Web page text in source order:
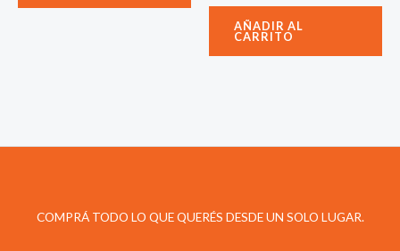
AÑADIR AL
CARRITO
COMPRÁ TODO LO QUE QUERÉS DESDE UN SOLO LUGAR.